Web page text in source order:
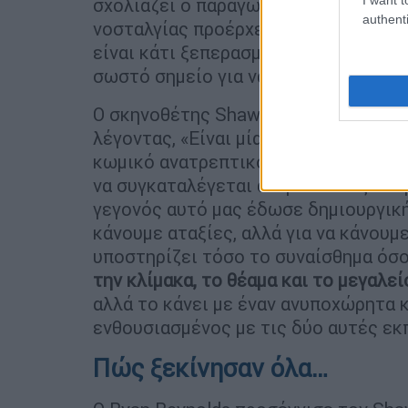
σχολιάζει ο παραγωγός και
νοσταλγίας προέρχεται από την
είναι κάτι ξεπερασμένο, κάτι που
σωστό σημείο για να κάνω το άλμα
Ο σκηνοθέτης Shawn Levy σχολιάζει
λέγοντας, «Είναι μία ευκαιρία να
κωμικό ανατρεπτικό στοιχείο του
να συγκαταλέγεται ανάμεσα στις
γεγονός αυτό μας έδωσε
κάνουμε αταξίες, αλλά για να
υποστηρίζει τόσο το συναίσθημα
την κλίμακα, το θέαμα και το
αλλά το κάνει με έναν ανυποχώρητα
ενθουσιασμένος με τις δύο αυτές
Πώς ξεκίνησαν όλα…